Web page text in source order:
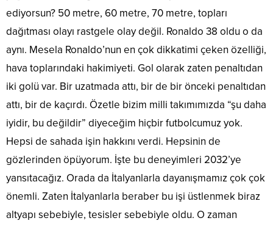
ediyorsun? 50 metre, 60 metre, 70 metre, topları
dağıtması olayı rastgele olay değil. Ronaldo 38 oldu o da
aynı. Mesela Ronaldo’nun en çok dikkatimi çeken özelliği,
hava toplarındaki hakimiyeti. Gol olarak zaten penaltıdan
iki golü var. Bir uzatmada attı, bir de bir önceki penaltıdan
attı, bir de kaçırdı. Özetle bizim milli takımımızda “şu daha
iyidir, bu değildir” diyeceğim hiçbir futbolcumuz yok.
Hepsi de sahada işin hakkını verdi. Hepsinin de
gözlerinden öpüyorum. İşte bu deneyimleri 2032’ye
yansıtacağız. Orada da İtalyanlarla dayanışmamız çok çok
önemli. Zaten İtalyanlarla beraber bu işi üstlenmek biraz
altyapı sebebiyle, tesisler sebebiyle oldu. O zaman